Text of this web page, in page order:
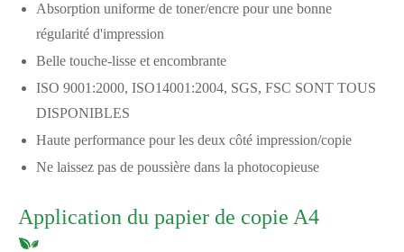
Absorption uniforme de toner/encre pour une bonne
régularité d'impression
Belle touche-lisse et encombrante
ISO 9001:2000, ISO14001:2004, SGS, FSC SONT TOUS
DISPONIBLES
Haute performance pour les deux côté impression/copie
Ne laissez pas de poussière dans la photocopieuse
Application du papier de copie A4